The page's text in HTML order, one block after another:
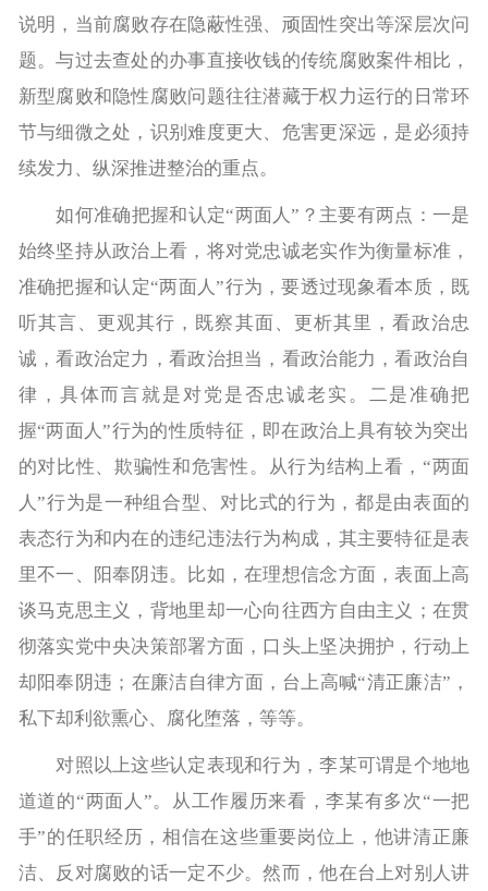
说明，当前腐败存在隐蔽性强、顽固性突出等深层次问
题。与过去查处的办事直接收钱的传统腐败案件相比，
新型腐败和隐性腐败问题往往潜藏于权力运行的日常环
节与细微之处，识别难度更大、危害更深远，是必须持
续发力、纵深推进整治的重点。
如何准确把握和认定“两面人”？主要有两点：一是
始终坚持从政治上看，将对党忠诚老实作为衡量标准，
准确把握和认定“两面人”行为，要透过现象看本质，既
听其言、更观其行，既察其面、更析其里，看政治忠
诚，看政治定力，看政治担当，看政治能力，看政治自
律，具体而言就是对党是否忠诚老实。二是准确把
握“两面人”行为的性质特征，即在政治上具有较为突出
的对比性、欺骗性和危害性。从行为结构上看，“两面
人”行为是一种组合型、对比式的行为，都是由表面的
表态行为和内在的违纪违法行为构成，其主要特征是表
里不一、阳奉阴违。比如，在理想信念方面，表面上高
谈马克思主义，背地里却一心向往西方自由主义；在贯
彻落实党中央决策部署方面，口头上坚决拥护，行动上
却阳奉阴违；在廉洁自律方面，台上高喊“清正廉洁”，
私下却利欲熏心、腐化堕落，等等。
对照以上这些认定表现和行为，李某可谓是个地地
道道的“两面人”。从工作履历来看，李某有多次“一把
手”的任职经历，相信在这些重要岗位上，他讲清正廉
洁、反对腐败的话一定不少。然而，他在台上对别人讲